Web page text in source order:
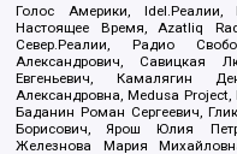
Голос Америки, Idel.Реалии,
Настоящее Время, Azatliq
Север.Реалии, Радио
Александрович, Савицкая
Евгеньевич, Камалягин
Александровна, Medusa
Баданин Роман Сергеевич,
Борисович, Ярош Юлия
Железнова Мария